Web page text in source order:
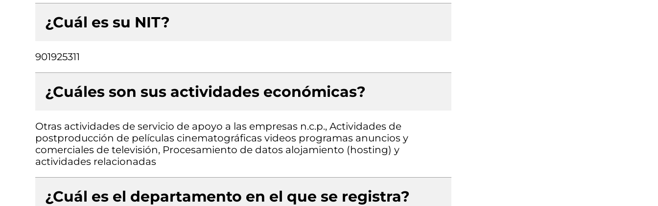
¿Cuál es su NIT?
901925311
¿Cuáles son sus actividades económicas?
Otras actividades de servicio de apoyo a las empresas n.c.p., Actividades de
postproducción de películas cinematográficas videos programas anuncios y
comerciales de televisión, Procesamiento de datos alojamiento (hosting) y
actividades relacionadas
¿Cuál es el departamento en el que se registra?